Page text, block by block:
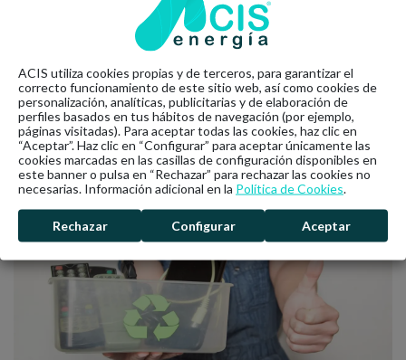
Ahora ya sabes cuánto cuesta cambiar de compañía eléctrica,
¡la elección está en tu mano! Si tú también quieres tener
energía 100% renovable y verde, puedes contratar una de
contactar con nosotros para que te asesoremos.
Últimas noticias
ACIS utiliza cookies propias y de terceros, para garantizar el
correcto funcionamiento de este sitio web, así como cookies de
personalización, analíticas, publicitarias y de elaboración de
perfiles basados en tus hábitos de navegación (por ejemplo,
páginas visitadas). Para aceptar todas las cookies, haz clic en
“Aceptar”. Haz clic en “Configurar” para aceptar únicamente las
cookies marcadas en las casillas de configuración disponibles en
este banner o pulsa en “Rechazar” para rechazar las cookies no
necesarias. Información adicional en la Política de Cookies.
Rechazar Configurar Aceptar